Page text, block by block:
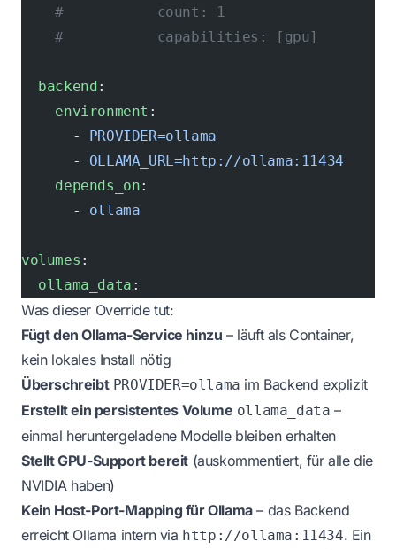
    #           count: 1
    #           capabilities: [gpu]
  backend
:
    environment
:
      -
PROVIDER=ollama
      -
OLLAMA_URL=http://ollama:11434
    depends_on
:
      -
ollama
volumes :
  ollama_data
:
Was dieser Override tut:
Fügt den Ollama-Service hinzu – läuft als Container,
kein lokales Install nötig
Überschreibt PROVIDER=ollama im Backend explizit
Erstellt ein persistentes Volume ollama_data –
einmal heruntergeladene Modelle bleiben erhalten
Stellt GPU-Support bereit (auskommentiert, für alle die
NVIDIA haben)
Kein Host-Port-Mapping für Ollama– das Backend
erreicht Ollama intern via http://ollama:11434. Ein